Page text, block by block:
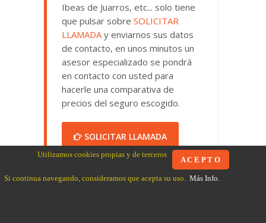
Ibeas de Juarros, etc... solo tiene
que pulsar sobre SOLICITAR
LLAMADAy enviarnos sus datos
de contacto, en unos minutos un
asesor especializado se pondrá
en contacto con usted para
hacerle una comparativa de
precios del seguro escogido.
SOLICITAR LLAMADA
Utilizamos cookies propias y de terceros
A C E P T O
Si continua navegando, consideramos que acepta su uso. Más Info.